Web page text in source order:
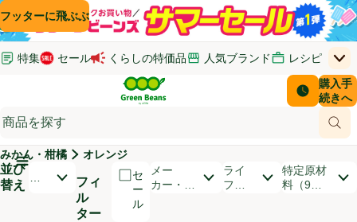
コンテンツに飛ぶ
検索に飛ぶ
フッターに飛ぶ
特集 セール くらしの特価品 人気ブランド レシピ
はじめてのお買い物ガイド
(新しいウィンドウで開く) (新しいウィンドウで開く)
サポート・ヘルプ・お問い合わせ
(新しいウィンドウで開く)
上
Green Beans
商
配送日時
購入手
続きへ
お客さ
￥0
メインメニュ―ボタン
みかん・柑橘 オレンジ
並び
替え
開いて並び替えオプションのリストを見る
フィ
ル
ター
セ
ー
ル
メー
カー・ブ
ライ
フス
特定原材
料（9品